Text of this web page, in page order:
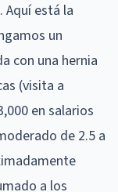
Aquí está la
un
con una hernia
(visita a
en salarios
de 2.5 a
a los